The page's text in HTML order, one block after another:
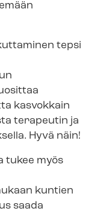
tepsi
kasvokkain
terapeutin ja
Hyvä näin!
tukee myös
kuntien
saada